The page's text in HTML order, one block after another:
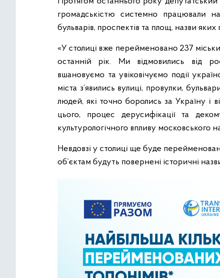
громадськістю системно працювали
бульварів, проспектів та площ, назви яких
«У столиці вже перейменовано 237
останній рік. Ми відмовились від
вшановуємо та увіковічуємо події
міста з’явились вулиці, провулки,
людей, які точно боролись за Україну і
цього, процес дерусифікації та
культурологічного впливу московського
Невдовзі у столиці ще буде
об’єктам будуть повернені історичні